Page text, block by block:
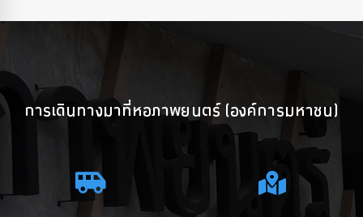
การเดินทางมาที่หอภาพยนตร์ (องค์การมหาชน)